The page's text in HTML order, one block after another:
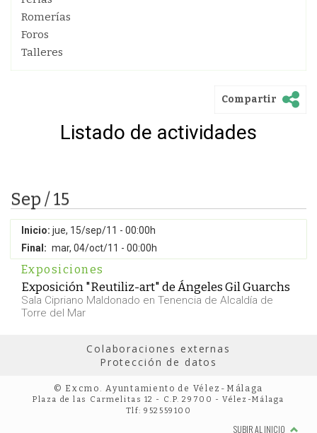
Romerías
Foros
Talleres
Compartir
Listado de actividades
Sep / 15
Inicio: jue, 15/sep/11 - 00:00h
Final: mar, 04/oct/11 - 00:00h
Exposiciones
Exposición "Reutiliz-art" de Ángeles Gil Guarchs
Sala Cipriano Maldonado en Tenencia de Alcaldía de
Torre del Mar
Colaboraciones externas
Protección de datos
© Excmo. Ayuntamiento de Vélez-Málaga
Plaza de las Carmelitas 12 - C.P. 29700 - Vélez-Málaga
Tlf: 952559100
SUBIR AL INICIO